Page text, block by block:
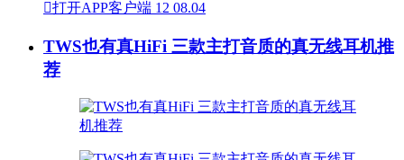
打开APP客户端 12 08.04
TWS也有真HiFi 三款主打音质的真无线耳机推
荐